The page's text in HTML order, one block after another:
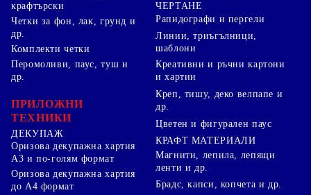
крафтърски
Четки за фон, лак, грунд и
др.
Комплекти четки
ЧЕРТАНЕ
Рапидографи и пергели
Линии, триъгълници,
шаблони
Перомоливи, паус, туш и
др.
ПРИЛОЖНИ
ТЕХНИКИ
ДЕКУПАЖ
Оризова декупажна хартия
А3 и по-голям формат
Оризова декупажна хартия
до А4 формат
Креативни и ръчни картони
и хартии
Креп, тишу, деко велпапе и
др.
Цветен и фигурален паус
КРАФТ МАТЕРИАЛИ
Магнити, лепила, лепящи
ленти и др.
Брадс, капси, копчета и др.